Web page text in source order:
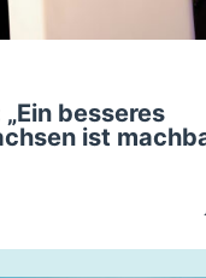
besseres
ist